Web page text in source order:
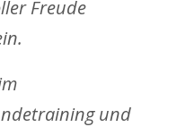
Freude
und